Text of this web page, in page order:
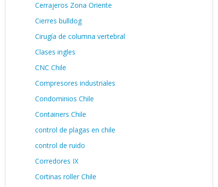
Cerrajeros Zona Oriente
Cierres bulldog
Cirugía de columna vertebral
Clases ingles
CNC Chile
Compresores industriales
Condominios Chile
Containers Chile
control de plagas en chile
control de ruido
Corredores IX
Cortinas roller Chile